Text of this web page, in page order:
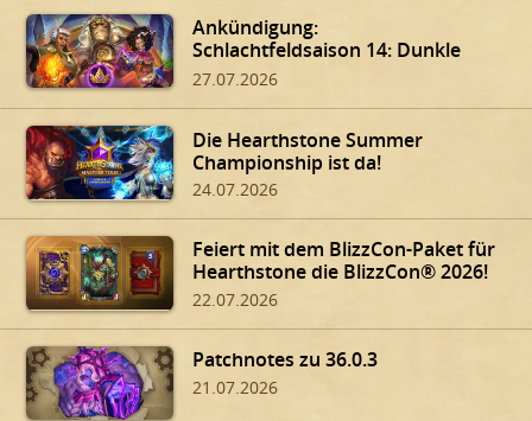
Ankündigung:
Schlachtfeldsaison 14: Dunkle
Gaben von Dalaran!
27.07.2026
Die Hearthstone Summer
Championship ist da!
24.07.2026
Feiert mit dem BlizzCon-Paket für
Hearthstone die BlizzCon® 2026!
22.07.2026
Patchnotes zu 36.0.3
21.07.2026